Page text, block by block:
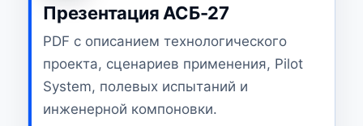
Презентация АСБ-27
PDF с описанием технологического
проекта, сценариев применения, Pilot
System, полевых испытаний и
инженерной компоновки.